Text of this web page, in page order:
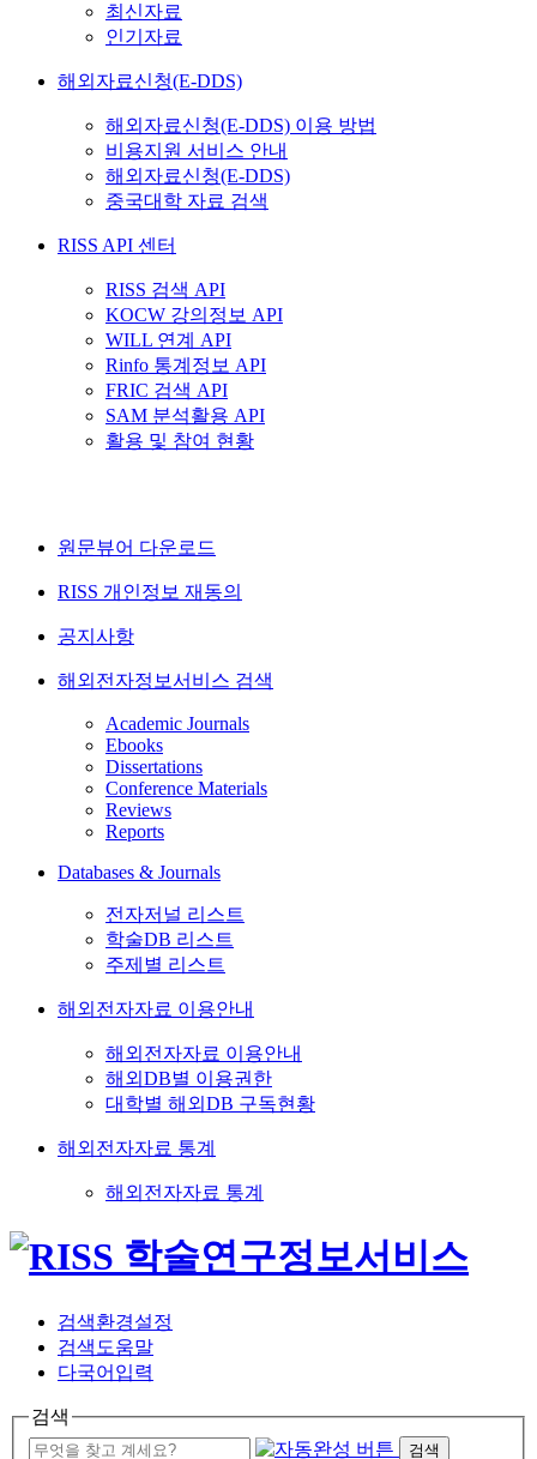
최신자료
인기자료
해외자료신청(E-DDS)
해외자료신청(E-DDS) 이용 방법
비용지원 서비스 안내
해외자료신청(E-DDS)
중국대학 자료 검색
RISS API 센터
RISS 검색 API
KOCW 강의정보 API
WILL 연계 API
Rinfo 통계정보 API
FRIC 검색 API
SAM 분석활용 API
활용 및 참여 현황
원문뷰어 다운로드
RISS 개인정보 재동의
공지사항
해외전자정보서비스 검색
Academic Journals
Ebooks
Dissertations
Conference Materials
Reviews
Reports
Databases & Journals
전자저널 리스트
학술DB 리스트
주제별 리스트
해외전자자료 이용안내
해외전자자료 이용안내
해외DB별 이용권한
대학별 해외DB 구독현황
해외전자자료 통계
해외전자자료 통계
검색환경설정
검색도움말
다국어입력
검색
검색